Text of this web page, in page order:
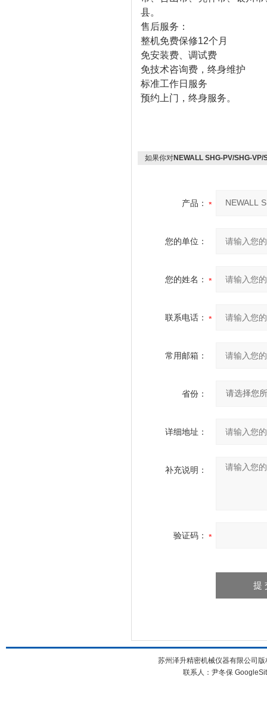
县。
售后服务：
整机免费保修12个月
免安装费、调试费
免技术咨询费，终身维护
标准工作日服务
预约上门，终身服务。
如果你对NEWALL SHG-PV/SHG-VP/
产品：
您的单位：
您的姓名：
联系电话：
常用邮箱：
省份：
详细地址：
补充说明：
验证码：
苏州泽升精密机械仪器有限公司
联系人：尹冬保